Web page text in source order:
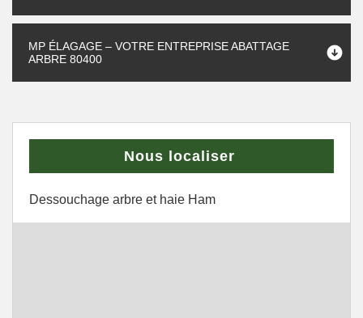
MP ÉLAGAGE – VOTRE ENTREPRISE ABATTAGE
ARBRE 80400
Nous localiser
Dessouchage arbre et haie Ham